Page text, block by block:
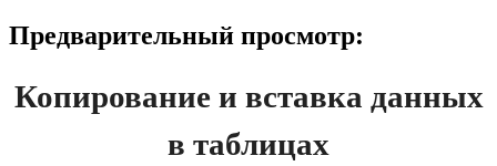
Предварительный просмотр:
Копирование и вставка данных
в таблицах